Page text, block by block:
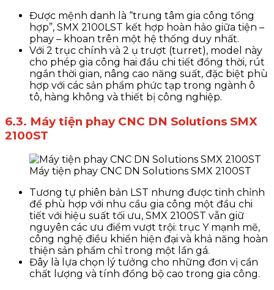
Được mệnh danh là “trung tâm gia công tổng
hợp”, SMX 2100LST kết hợp hoàn hảo giữa tiện –
phay – khoan trên một hệ thống duy nhất.
Với 2 trục chính và 2 ụ trượt (turret), model này
cho phép gia công hai đầu chi tiết đồng thời, rút
ngắn thời gian, nâng cao năng suất, đặc biệt phù
hợp với các sản phẩm phức tạp trong ngành ô
tô, hàng không và thiết bị công nghiệp.
6.3. Máy tiện phay CNC DN Solutions SMX
2100ST
Máy tiện phay CNC DN Solutions SMX 2100ST
Tương tự phiên bản LST nhưng được tinh chỉnh
để phù hợp với nhu cầu gia công một đầu chi
tiết với hiệu suất tối ưu, SMX 2100ST vẫn giữ
nguyên các ưu điểm vượt trội: trục Y mạnh mẽ,
công nghệ điều khiển hiện đại và khả năng hoàn
thiện sản phẩm chỉ trong một lần gá.
Đây là lựa chọn lý tưởng cho những đơn vị cần
chất lượng và tính đồng bộ cao trong gia công.